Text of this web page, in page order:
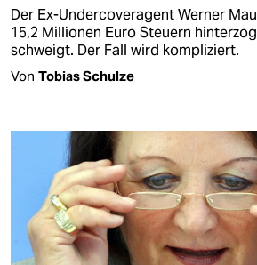
Der Ex-Undercoveragent Werner
15,2 Millionen Euro Steuern
schweigt. Der Fall wird kompliziert.
Von Tobias Schulze